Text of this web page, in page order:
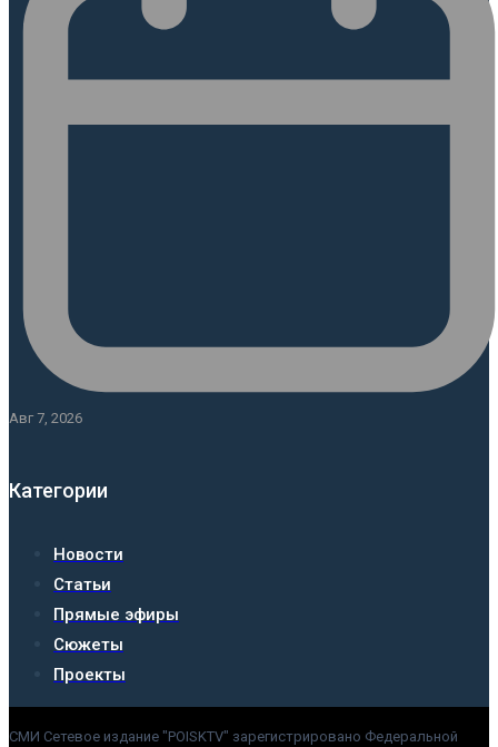
Авг 7, 2026
Категории
Новости
Статьи
Прямые эфиры
Сюжеты
Проекты
СМИ Сетевое издание "POISKTV" зарегистрировано Федеральной